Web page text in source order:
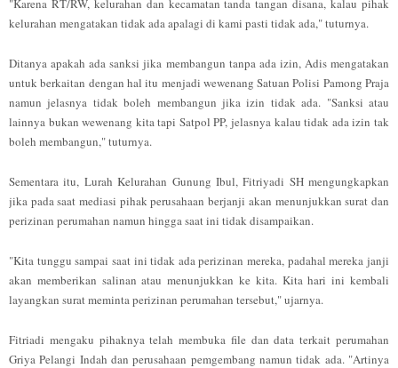
"Karena RT/RW, kelurahan dan kecamatan tanda tangan disana, kalau pihak
kelurahan mengatakan tidak ada apalagi di kami pasti tidak ada," tuturnya.
Ditanya apakah ada sanksi jika membangun tanpa ada izin, Adis mengatakan
untuk berkaitan dengan hal itu menjadi wewenang Satuan Polisi Pamong Praja
namun jelasnya tidak boleh membangun jika izin tidak ada. "Sanksi atau
lainnya bukan wewenang kita tapi Satpol PP, jelasnya kalau tidak ada izin tak
boleh membangun," tuturnya.
Sementara itu, Lurah Kelurahan Gunung Ibul, Fitriyadi SH mengungkapkan
jika pada saat mediasi pihak perusahaan berjanji akan menunjukkan surat dan
perizinan perumahan namun hingga saat ini tidak disampaikan.
"Kita tunggu sampai saat ini tidak ada perizinan mereka, padahal mereka janji
akan memberikan salinan atau menunjukkan ke kita. Kita hari ini kembali
layangkan surat meminta perizinan perumahan tersebut," ujarnya.
Fitriadi mengaku pihaknya telah membuka file dan data terkait perumahan
Griya Pelangi Indah dan perusahaan pemgembang namun tidak ada. "Artinya